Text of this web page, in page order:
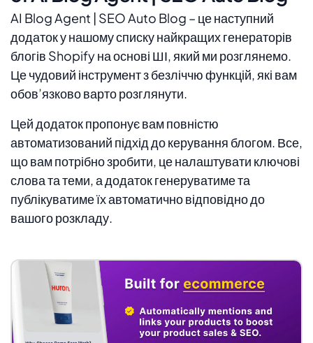
AI Blog Agent | SEO Auto Blog – це наступний
додаток у нашому списку найкращих генераторів
блогів Shopify на основі ШІ, який ми розглянемо.
Це чудовий інструмент з безліччю функцій, які вам
обов’язково варто розглянути.
Цей додаток пропонує вам повністю
автоматизований підхід до керування блогом. Все,
що вам потрібно зробити, це налаштувати ключові
слова та теми, а додаток генеруватиме та
публікуватиме їх автоматично відповідно до
вашого розкладу.